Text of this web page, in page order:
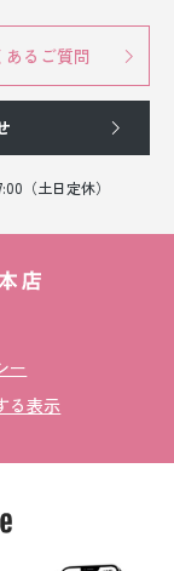
あるご質問
（土日定休）
ー
る表示